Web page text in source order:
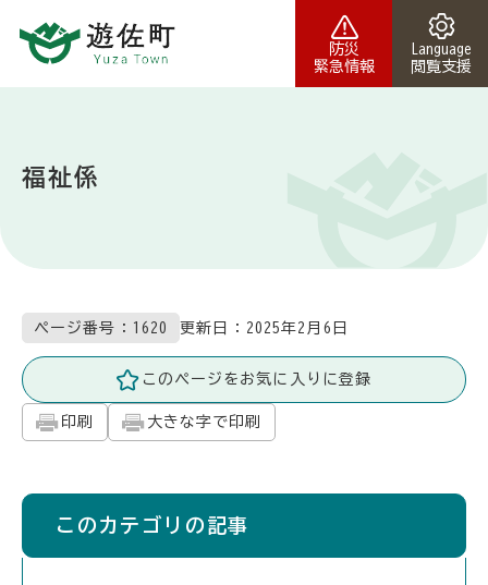
防災
緊急情報
Language
閲覧支援
福祉係
ページ番号：1620 更新日： 2025年2月6日
このページをお気に入りに登録
印刷 大きな字で印刷
このカテゴリの記事